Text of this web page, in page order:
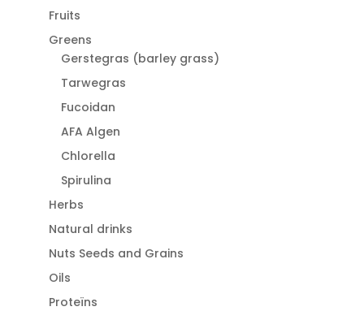
Fruits
Greens
Gerstegras (barley grass)
Tarwegras
Fucoidan
AFA Algen
Chlorella
Spirulina
Herbs
Natural drinks
Nuts Seeds and Grains
Oils
Proteïns